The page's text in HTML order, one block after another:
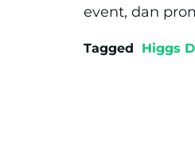
event, dan
Tagged Higgs